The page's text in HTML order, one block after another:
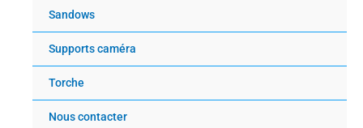
Sandows
Supports caméra
Torche
Nous contacter